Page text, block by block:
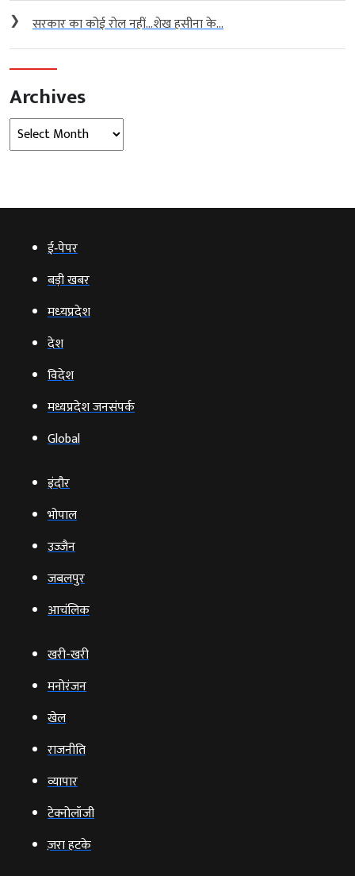
❯ सरकार का कोई रोल नहीं…शेख हसीना के...
Archives
Archives
ई‑पेपर
बड़ी खबर
मध्‍यप्रदेश
देश
विदेश
मध्यप्रदेश जनसंपर्क
Global
इंदौर
भोपाल
उज्‍जैन
जबलपुर
आचंलिक
खरी-खरी
मनोरंजन
खेल
राजनीति
व्‍यापार
टेक्‍नोलॉजी
ज़रा हटके